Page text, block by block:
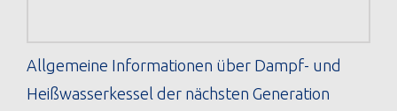
Allgemeine Informationen über Dampf- und
Heißwasserkessel der nächsten Generation